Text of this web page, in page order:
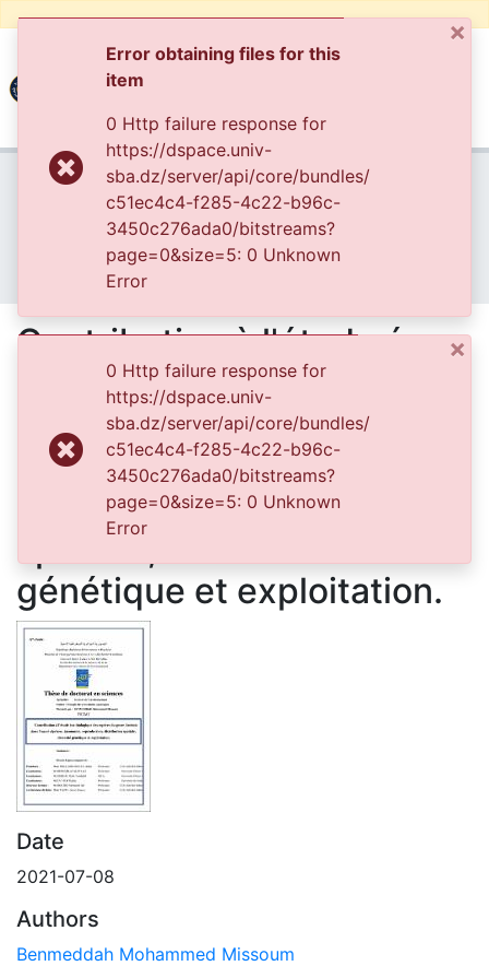
UNIVERSITY OF D.L SIDI BEL ABBES
Communities & Collections
All of DSpace
Home
--> DSPACE UNIVERSITE DJILALLI LIABES DE SIDI BEL ABBES
A--> VICE-RECTORAT DE LA POST-GRADUATION
2- [ VRPG] Thèses de Doctorat en Sciences
- [ VRPG-Doc-Sc] Sciences de l'environnement --- علوم المحيط
Contribution à l'étude éco-
biologique des espèces du
genre Artémia dans l’ouest
algérien: taxonomie,
reproduction, distribution
spatiale, diversité
génétique et exploitation.
Date
2021-07-08
Authors
Benmeddah Mohammed Missoum
×
Error obtaining files for this
item
0 Http failure response for
https://dspace.univ-
sba.dz/server/api/core/bundles/
c51ec4c4-f285-4c22-b96c-
3450c276ada0/bitstreams?
page=0&size=5: 0 Unknown
Error
×
0 Http failure response for
https://dspace.univ-
sba.dz/server/api/core/bundles/
c51ec4c4-f285-4c22-b96c-
3450c276ada0/bitstreams?
page=0&size=5: 0 Unknown
Error